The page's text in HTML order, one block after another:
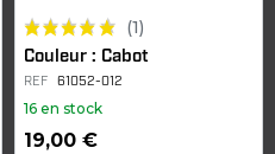
(1)
Couleur : Cabot
REF 61052-012
16 en stock
19,00 €